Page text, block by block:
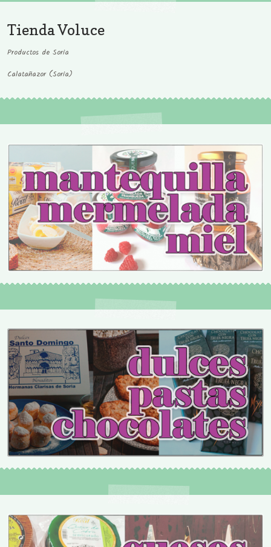
Tienda Voluce
Productos de Soria
Calatañazor (Soria)